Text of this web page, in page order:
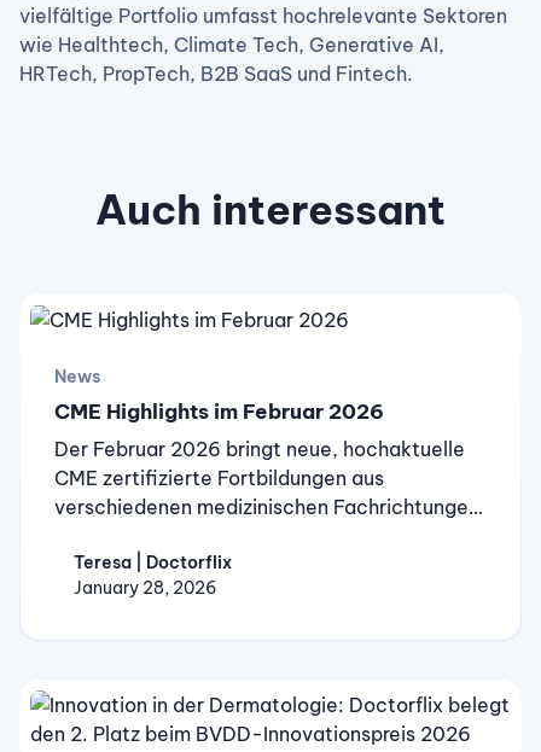
vielfältige Portfolio umfasst hochrelevante Sektoren
wie Healthtech, Climate Tech, Generative AI,
HRTech, PropTech, B2B SaaS und Fintech.
Auch interessant
News
CME Highlights im Februar 2026
Der Februar 2026 bringt neue, hochaktuelle
CME zertifizierte Fortbildungen aus
verschiedenen medizinischen Fachrichtungen.
Onkologie, Neurologie und Pneumologie über
praxisrelevante Updates zu metabolischen
fundiertes Wissen für den klinischen Alltag.
Alle Fortbildungen sind praxisnah aufbereitet
Teresa | Doctorflix
January 28, 2026